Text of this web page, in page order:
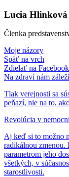
Lucia Hlinková
Členka
Moje názory
Späť na vrch
Zdielať na
Na zdraví nám
Tlak verejnosti sa
peňazí, nie na to,
Revolúcia v
Aj keď si to možno
radikálnou
parametrom jeho
všetkých, v
starostlivosti.